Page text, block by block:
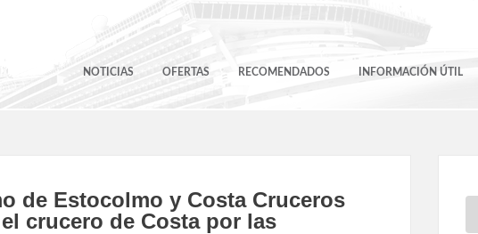
NOTICIAS OFERTAS RECOMENDADOS INFORMACIÓN ÚTIL
de Estocolmo y Costa Cruceros
crucero de Costa por las